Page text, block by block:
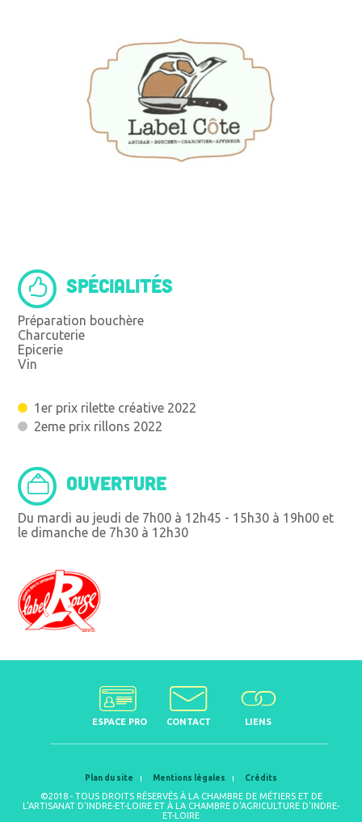
SPÉCIALITÉS
Préparation bouchère
Charcuterie
Epicerie
Vin
1er prix rilette créative 2022
2eme prix rillons 2022
OUVERTURE
Du mardi au jeudi de 7h00 à 12h45 - 15h30 à 19h00 et
le dimanche de 7h30 à 12h30
ESPACE PRO CONTACT LIENS
Plan du site Mentions légales Crédits
©2018 - TOUS DROITS RÉSERVÉS À LA CHAMBRE DE MÉTIERS ET DE
L'ARTISANAT D'INDRE-ET-LOIRE ET À LA CHAMBRE D'AGRICULTURE D'INDRE-
ET-LOIRE